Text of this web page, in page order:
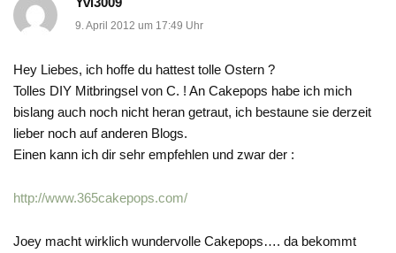
9. April 2012 um 17:49 Uhr
Hey Liebes, ich hoffe du hattest tolle Ostern ?
Tolles DIY Mitbringsel von C. ! An Cakepops habe ich mich
bislang auch noch nicht heran getraut, ich bestaune sie derzeit
lieber noch auf anderen Blogs.
Einen kann ich dir sehr empfehlen und zwar der :
http://www.365cakepops.com/
Joey macht wirklich wundervolle Cakepops…. da bekommt